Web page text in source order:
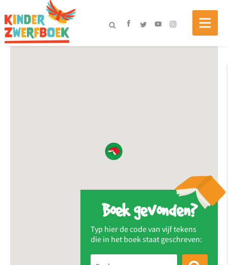
Boek gevonden?
Typ hier de code van vijf tekens
die in het boek staat geschreven: